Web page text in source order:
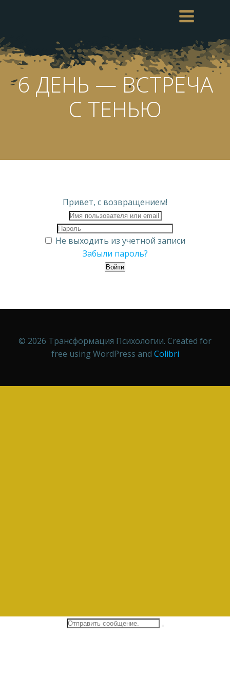
6 ДЕНЬ — ВСТРЕЧА
С ТЕНЬЮ
Привет, с возвращением!
Не выходить из учетной записи
Забыли пароль?
Войти
© 2026 Трансформация Психологии. Created for
free using WordPress and Colibri